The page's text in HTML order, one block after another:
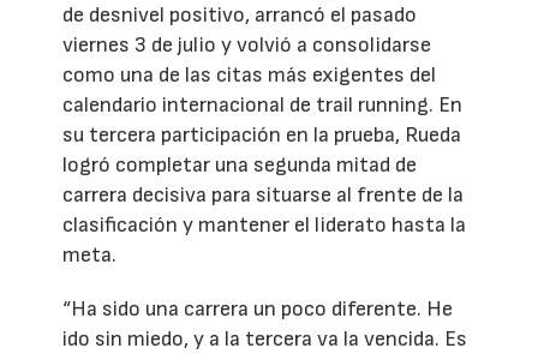
de desnivel positivo, arrancó el pasado
viernes 3 de julio y volvió a consolidarse
como una de las citas más exigentes del
calendario internacional de trail running. En
su tercera participación en la prueba, Rueda
logró completar una segunda mitad de
carrera decisiva para situarse al frente de la
clasificación y mantener el liderato hasta la
meta.
“Ha sido una carrera un poco diferente. He
ido sin miedo, y a la tercera va la vencida. Es